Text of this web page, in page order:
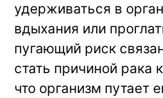
удерживаться в
вдыхания или
пугающий риск
стать причиной рака
что организм путает